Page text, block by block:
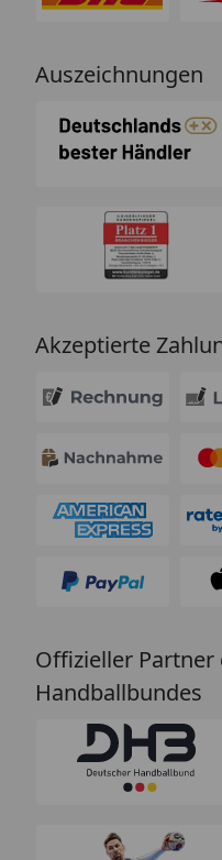
Auszeichnungen
Akzeptierte
Offizieller Partner
Handballbundes